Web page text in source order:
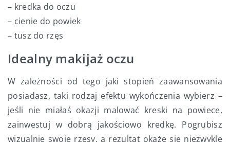
– kredka do oczu
– cienie do powiek
– tusz do rzęs
Idealny makijaż oczu
W zależności od tego jaki stopień zaawansowania
posiadasz, taki rodzaj efektu wykończenia wybierz –
jeśli nie miałaś okazji malować kreski na powiece,
zainwestuj w dobrą jakościowo kredkę. Pogrubisz
wizualnie swoje rzęsy, a rezultat okaże się niezwykle